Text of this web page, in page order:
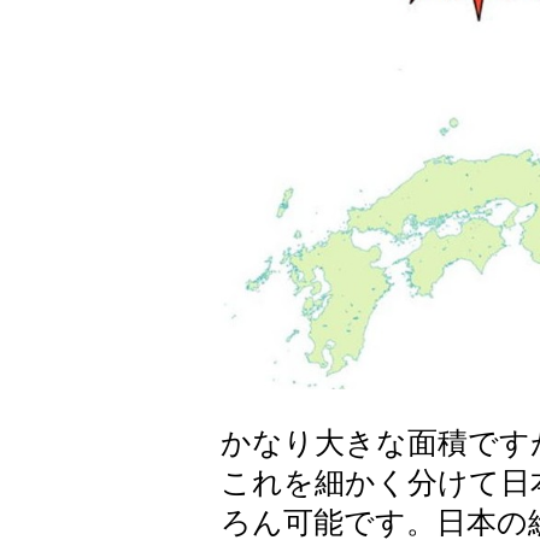
かなり大きな面積で
これを細かく分けて
ろん可能です。日本